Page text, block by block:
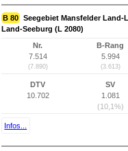
B 80 Seegebiet Mansfelder
Land-Seeburg (L 2080)
Nr.
7.514
(7.890)
B-Rang
5.994
(3.613)
DTV
10.702
SV
1.081
(10,1%)
Infos...